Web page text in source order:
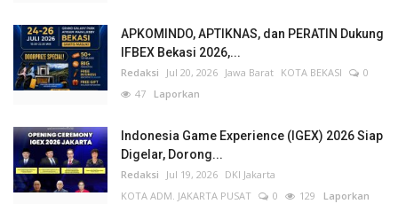
APKOMINDO, APTIKNAS, dan PERATIN Dukung
IFBEX Bekasi 2026,...
Redaksi Jul 20, 2026 Jawa Barat KOTA BEKASI
0
47 Laporkan
Indonesia Game Experience (IGEX) 2026 Siap
Digelar, Dorong...
Redaksi Jul 19, 2026 DKI Jakarta
KOTA ADM. JAKARTA PUSAT
0 129 Laporkan